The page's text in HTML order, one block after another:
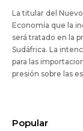
La titular del
Economía que la
será tratado en la
Sudáfrica. La
para las
presión sobre las
Popular